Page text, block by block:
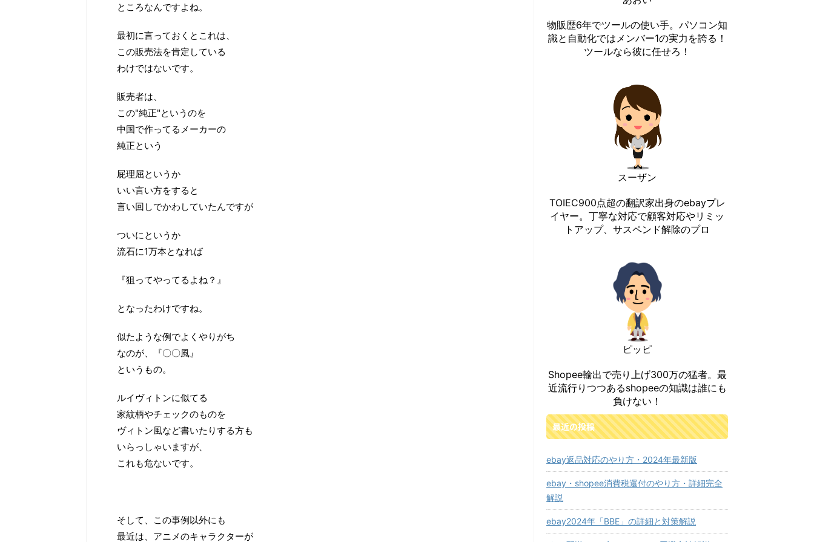
ところなんですよね。
最初に言っておくとこれは、
この販売法を肯定している
わけではないです。
販売者は、
この"純正"というのを
中国で作ってるメーカーの
純正という
屁理屈というか
いい言い方をすると
言い回しでかわしていたんですが
ついにというか
流石に1万本となれば
『狙ってやってるよね？』
となったわけですね。
似たような例でよくやりがち
なのが、『〇〇風』
というもの。
ルイヴィトンに似てる
家紋柄やチェックのものを
ヴィトン風など書いたりする方も
いらっしゃいますが、
これも危ないです。
そして、この事例以外にも
最近は、アニメのキャラクターが
物販歴6年でツールの使い手。パソコン知
識と自動化ではメンバー1の実力を誇る！
ツールなら彼に任せろ！
スーザン
TOIEC900点超の翻訳家出身のebayプレ
イヤー。丁寧な対応で顧客対応やリミッ
トアップ、サスペンド解除のプロ
ピッピ
Shopee輸出で売り上げ300万の猛者。最
近流行りつつあるshopeeの知識は誰にも
負けない！
最近の投稿
ebay返品対応のやり方・2024年最新版
ebay・shopee消費税還付のやり方・詳細完全
解説
ebay2024年「BBE」の詳細と対策解説